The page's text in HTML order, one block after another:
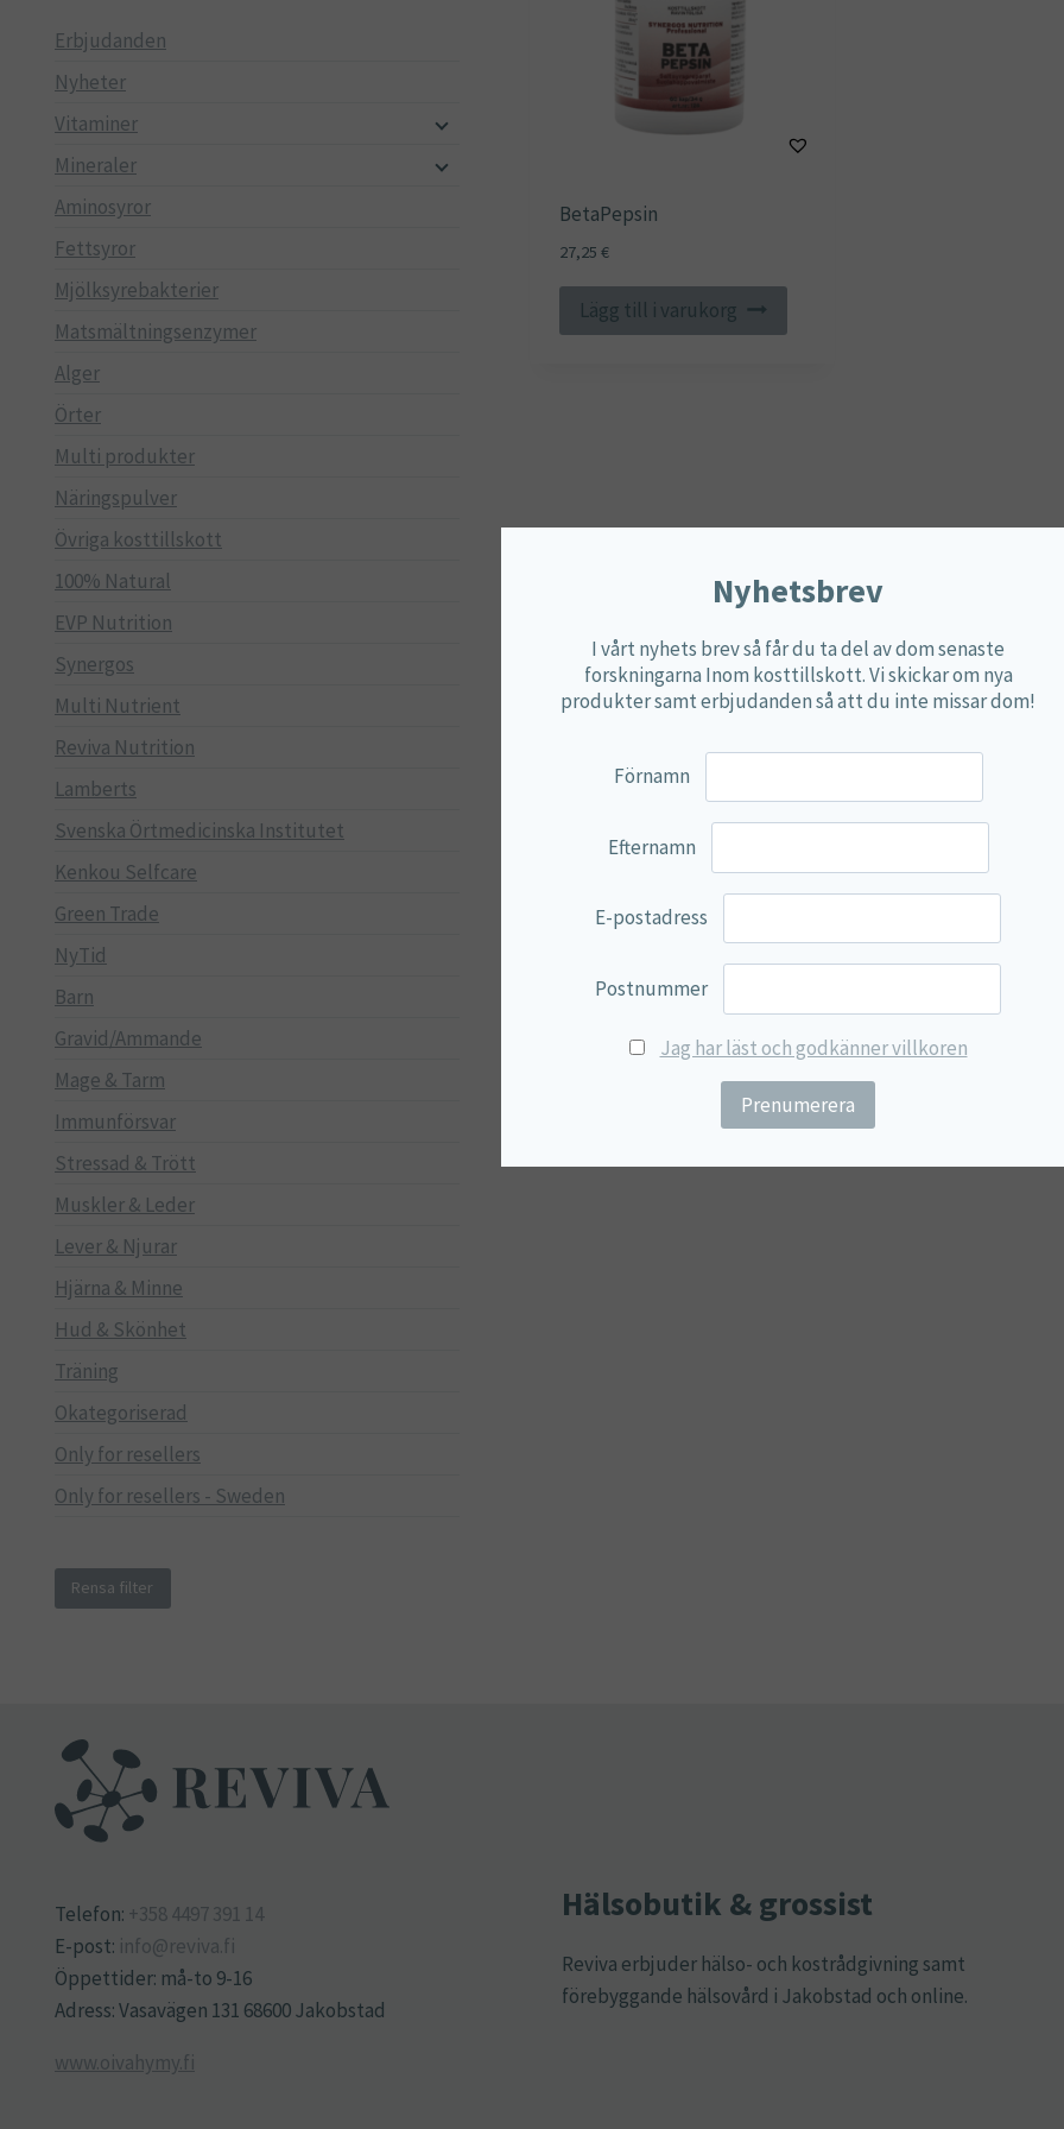
BetaPepsin
27,25 €
Lägg till i varukorg
Erbjudanden
Nyheter
Vitaminer
Mineraler
Aminosyror
Fettsyror
Mjölksyrebakterier
Matsmältningsenzymer
Alger
Örter
Multi produkter
Näringspulver
Övriga kosttillskott
100% Natural
EVP Nutrition
Synergos
Multi Nutrient
Reviva Nutrition
Lamberts
Svenska Örtmedicinska Institutet
Kenkou Selfcare
Green Trade
NyTid
Barn
Gravid/Ammande
Mage & Tarm
Immunförsvar
Stressad & Trött
Muskler & Leder
Lever & Njurar
Hjärna & Minne
Hud & Skönhet
Träning
Okategoriserad
Only for resellers
Only for resellers - Sweden
Rensa filter
Telefon: +358 4497 391 14
E-post: info@reviva.fi
Öppettider: må-to 9-16
Adress: Vasavägen 131 68600 Jakobstad
www.oivahymy.fi
Hälsobutik & grossist
Reviva erbjuder hälso- och kostrådgivning samt
förebyggande hälsovård i Jakobstad och online.
Nyhetsbrev
I vårt nyhets brev så får du ta del av dom senaste
forskningarna Inom kosttillskott. Vi skickar om nya
produkter samt erbjudanden så att du inte missar dom!
Förnamn
Efternamn
E-postadress
Postnummer
Jag har läst och godkänner villkoren